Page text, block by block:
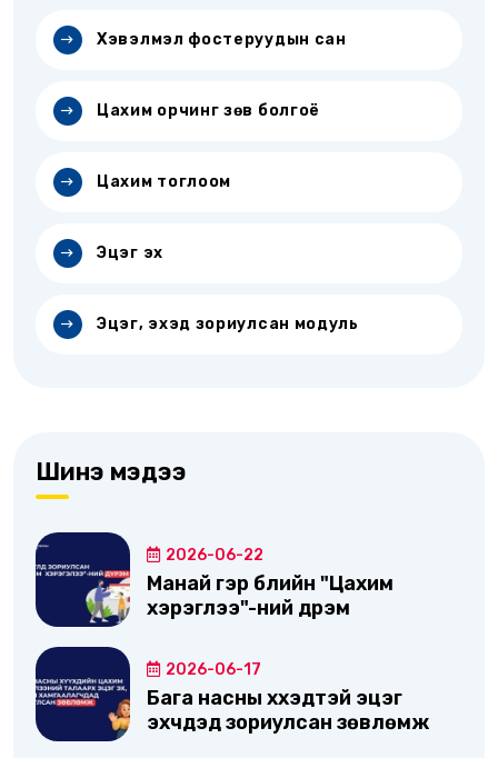
Хэвэлмэл фостеруудын сан
Цахим орчинг зөв болгоё
Цахим тоглоом
Эцэг эх
Эцэг, эхэд зориулсан модуль
Шинэ мэдээ
2026-06-22
Манай гэр бүлийн "Цахим
хэрэглээ"-ний дүрэм
2026-06-17
Бага насны хүүхэдтэй эцэг
эхчүүдэд зориулсан зөвлөмж